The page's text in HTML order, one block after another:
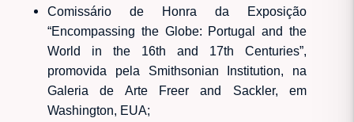
Comissário de Honra da Exposição
“Encompassing the Globe: Portugal and the
World in the 16th and 17th Centuries”,
promovida pela Smithsonian Institution, na
Galeria de Arte Freer and Sackler, em
Washington, EUA;